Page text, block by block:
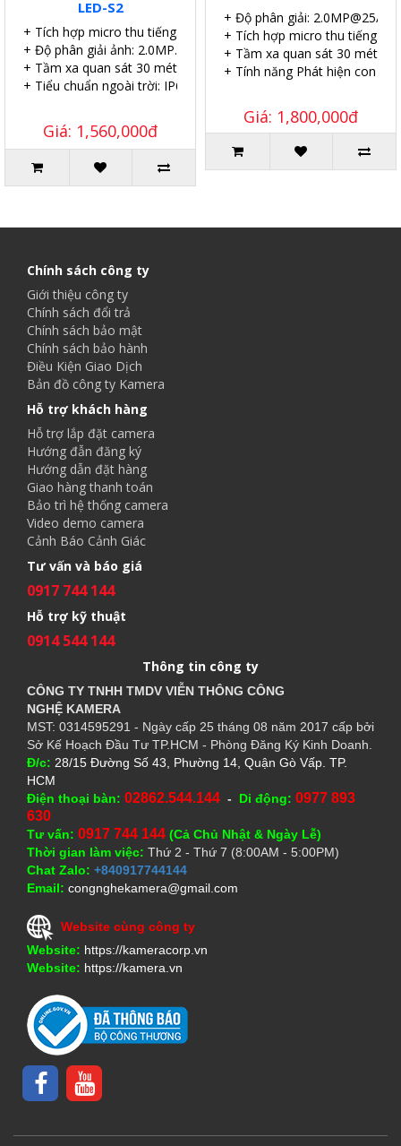
LED-S2
+ Tích hợp micro thu tiếng.
+ Độ phân giải ảnh: 2.0MP.
+ Tầm xa quan sát 30 mét.
+ Tiểu chuẩn ngoài trời: IP67.
Giá: 1,560,000đ
+ Độ phân giải: 2.0MP@25/
+ Tích hợp micro thu tiếng.
+ Tầm xa quan sát 30 mét.
+ Tính năng Phát hiện con
Giá: 1,800,000đ
Chính sách công ty
Giới thiệu công ty
Chính sách đổi trả
Chính sách bảo mật
Chính sách bảo hành
Điều Kiện Giao Dịch
Bản đồ công ty Kamera
Hỗ trợ khách hàng
Hỗ trợ lắp đặt camera
Hướng đẫn đăng ký
Hướng dẫn đặt hàng
Giao hàng thanh toán
Bảo trì hệ thống camera
Video demo camera
Cảnh Báo Cảnh Giác
Tư vấn và báo giá
0917 744 144
Hỗ trợ kỹ thuật
0914 544 144
Thông tin công ty
CÔNG TY TNHH TMDV VIỄN THÔNG CÔNG
NGHỆ KAMERA
MST: 0314595291 - Ngày cấp 25 tháng 08 năm 2017 cấp bởi
Sở Kế Hoạch Đầu Tư TP.HCM - Phòng Đăng Ký Kinh Doanh.
Đ/c: 28/15 Đường Số 43, Phường 14, Quận Gò Vấp. TP.
HCM
Điện thoại bàn: 02862.544.144 - Di động: 0977 893
630
Tư vấn: 0917 744 144 (Cả Chủ Nhật & Ngày Lễ)
Thời gian làm việc: Thứ 2 - Thứ 7 (8:00AM - 5:00PM)
Chat Zalo: +840917744144
Email: congnghekamera@gmail.com
Website cùng công ty
Website: https://kameracorp.vn
Website: https://kamera.vn